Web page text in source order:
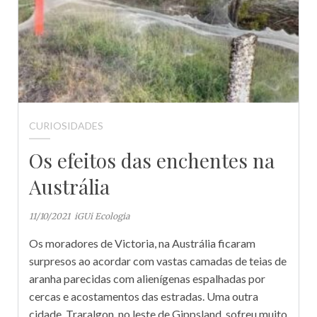
CURIOSIDADES
Os efeitos das enchentes na
Austrália
11/10/2021 iGUi Ecologia
Os moradores de Victoria, na Austrália ficaram
surpresos ao acordar com vastas camadas de teias de
aranha parecidas com alienígenas espalhadas por
cercas e acostamentos das estradas. Uma outra
cidade, Traralgon, no leste de Gippsland, sofreu muito